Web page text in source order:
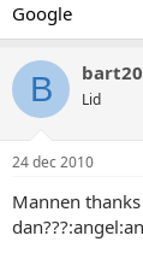
Google
B Lid
24 dec 2010
Mannen